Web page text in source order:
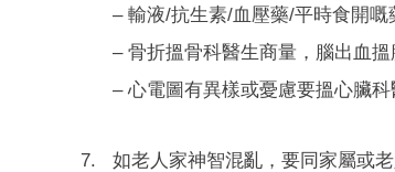
– 輸液/抗生素/血壓藥/平時食開嘅
– 骨折搵骨科醫生商量，腦出血
– 心電圖有異樣或憂慮要搵心臟
如老人家神智混亂，要同家屬或